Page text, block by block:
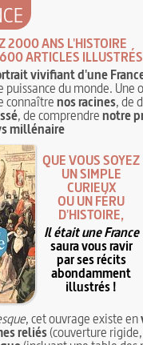
2000 ANS L'HISTOIRE
ARTICLES ILLUSTRÉS
vivifiant d'une
du monde. Une
connaîtrenos racines, de
, de comprendrenotre
millénaire
QUE VOUS SOYEZ
UN SIMPLE
CURIEUX
OU UN FÉRU
D'HISTOIRE,
Il était une France
saura vous ravir
par ses récits
abondamment
illustrés !
, cet ouvrage existe en
reliés(couverture